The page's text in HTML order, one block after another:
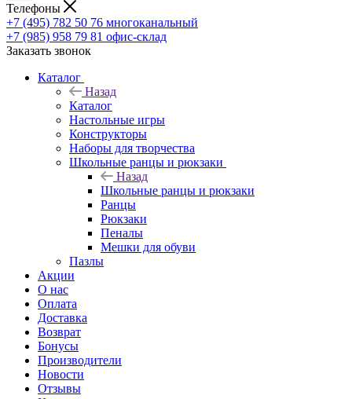
Телефоны
+7 (495) 782 50 76 многоканальный
+7 (985) 958 79 81 офис-склад
Заказать звонок
Каталог
Назад
Каталог
Настольные игры
Конструкторы
Наборы для творчества
Школьные ранцы и рюкзаки
Назад
Школьные ранцы и рюкзаки
Ранцы
Рюкзаки
Пеналы
Мешки для обуви
Пазлы
Акции
О нас
Оплата
Доставка
Возврат
Бонусы
Производители
Новости
Отзывы